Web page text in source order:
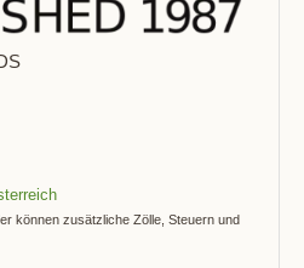
können zusätzliche Zölle, Steuern und